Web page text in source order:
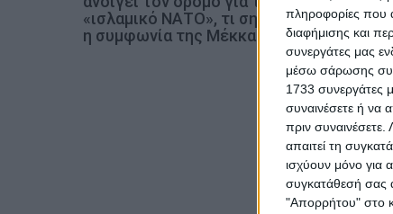
πληροφορίες που
διαφήμισης και
συνεργάτες μας
μέσω σάρωσης
1733 συνεργάτες
συναινέσετε ή να
πριν συναινέσετε.
απαιτεί τη
ισχύουν μόνο για
συγκατάθεσή σας
"Απορρήτου" στο
«ισλαμικό ΝΑΤΟ», τι σημαίνει
η συμφωνία της Μέκκας